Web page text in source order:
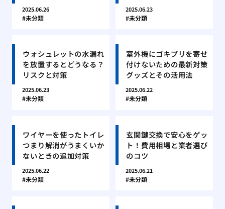
2025.06.26
未分類
2025.06.23
未分類
ウォシュレットの水漏れ
を放置するとどうなる？
リスクと対策
2025.06.23
未分類
室外機にゴキブリを寄せ
付けないための最新対策
グッズとその活用法
2025.06.22
未分類
ワイヤーを使ったトイレ
つまり解消がうまくいか
ないときの追加対策
2025.06.22
未分類
玄関鍵交換で安心をゲッ
ト！費用相場と業者選び
のコツ
2025.06.21
未分類